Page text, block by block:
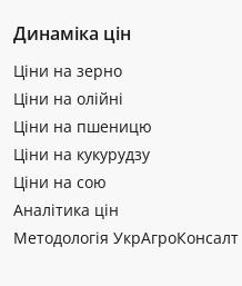
Динаміка цін
Ціни на зерно
Ціни на олійні
Ціни на пшеницю
Ціни на кукурудзу
Ціни на сою
Аналітика цін
Методологія УкрАгроКонсалт